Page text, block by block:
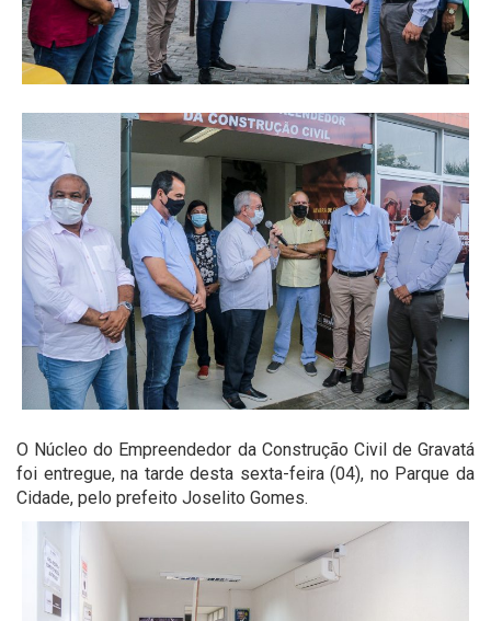
O Núcleo do Empreendedor da Construção Civil de Gravatá
foi entregue, na tarde desta sexta-feira (04), no Parque da
Cidade, pelo prefeito Joselito Gomes.